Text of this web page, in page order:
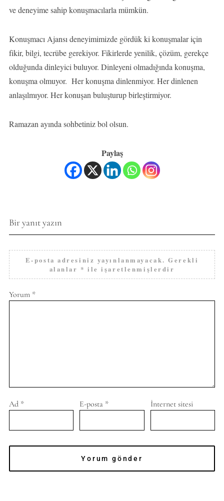
ve deneyime sahip konuşmacılarla mümkün.
Konuşmacı Ajansı deneyimimizde gördük ki konuşmalar için
fikir, bilgi, tecrübe gerekiyor. Fikirlerde yenilik, çözüm, gerekçe
olduğunda dinleyici buluyor. Dinleyeni olmadığında konuşma,
konuşma olmuyor. Her konuşma dinlenmiyor. Her dinlenen
anlaşılmıyor. Her konuşan buluşturup birleştirmiyor.
Ramazan ayında sohbetiniz bol olsun.
Paylaş
Bir yanıt yazın
E-posta adresiniz yayınlanmayacak. Gerekli
alanlar * ile işaretlenmişlerdir
Yorum *
Ad * E-posta * İnternet sitesi